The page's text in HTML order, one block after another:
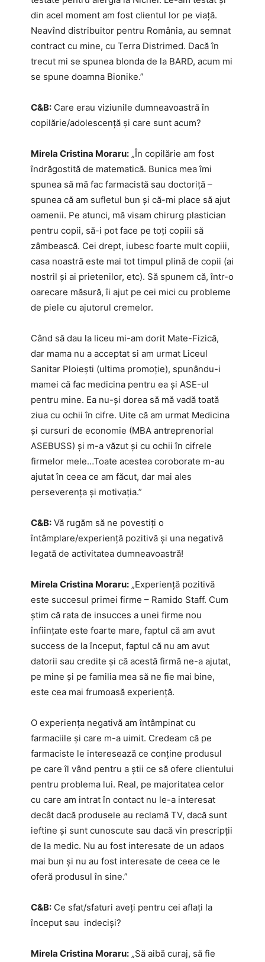
din acel moment am fost clientul lor pe viaţă.
Neavînd distribuitor pentru România, au semnat
contract cu mine, cu Terra Distrimed. Dacă în
trecut mi se spunea blonda de la BARD, acum mi
se spune doamna Bionike.”
C&B: Care erau viziunile dumneavoastră în
copilărie/adolescență și care sunt acum?
Mirela Cristina Moraru: „În copilărie am fost
îndrăgostită de matematică. Bunica mea îmi
spunea să mă fac farmacistă sau doctoriță –
spunea că am sufletul bun și că-mi place să ajut
oamenii. Pe atunci, mă visam chirurg plastician
pentru copii, să-i pot face pe toţi copiii să
zâmbească. Cei drept, iubesc foarte mult copiii,
casa noastră este mai tot timpul plină de copii (ai
nostril și ai prietenilor, etc). Să spunem că, într-o
oarecare măsură, îi ajut pe cei mici cu probleme
de piele cu ajutorul cremelor.
Când să dau la liceu mi-am dorit Mate-Fizică,
dar mama nu a acceptat si am urmat Liceul
Sanitar Ploiești (ultima promoţie), spunându-i
mamei că fac medicina pentru ea și ASE-ul
pentru mine. Ea nu-și dorea să mă vadă toată
ziua cu ochii în cifre. Uite că am urmat Medicina
și cursuri de economie (MBA antreprenorial
ASEBUSS) şi m-a văzut şi cu ochii în cifrele
firmelor mele…Toate acestea coroborate m-au
ajutat în ceea ce am făcut, dar mai ales
perseverenţa și motivaţia.”
C&B: Vă rugăm să ne povestiți o
întâmplare/experiență pozitivă și una negativă
legată de activitatea dumneavoastră!
Mirela Cristina Moraru: „Experienţă pozitivă
este succesul primei firme – Ramido Staff. Cum
știm că rata de insucces a unei firme nou
înfiinţate este foarte mare, faptul că am avut
success de la început, faptul că nu am avut
datorii sau credite și că acestă firmă ne-a ajutat,
pe mine şi pe familia mea să ne fie mai bine,
este cea mai frumoasă experienţă.
O experienţa negativă am întâmpinat cu
farmaciile şi care m-a uimit. Credeam că pe
farmaciste le interesează ce conţine produsul
pe care îl vând pentru a ştii ce să ofere clientului
pentru problema lui. Real, pe majoritatea celor
cu care am intrat în contact nu le-a interesat
decât dacă produsele au reclamă TV, dacă sunt
ieftine şi sunt cunoscute sau dacă vin prescripţii
de la medic. Nu au fost interesate de un adaos
mai bun și nu au fost interesate de ceea ce le
oferă produsul în sine.”
C&B: Ce sfat/sfaturi aveți pentru cei aflați la
început sau indeciși?
Mirela Cristina Moraru: „Să aibă curaj, să fie